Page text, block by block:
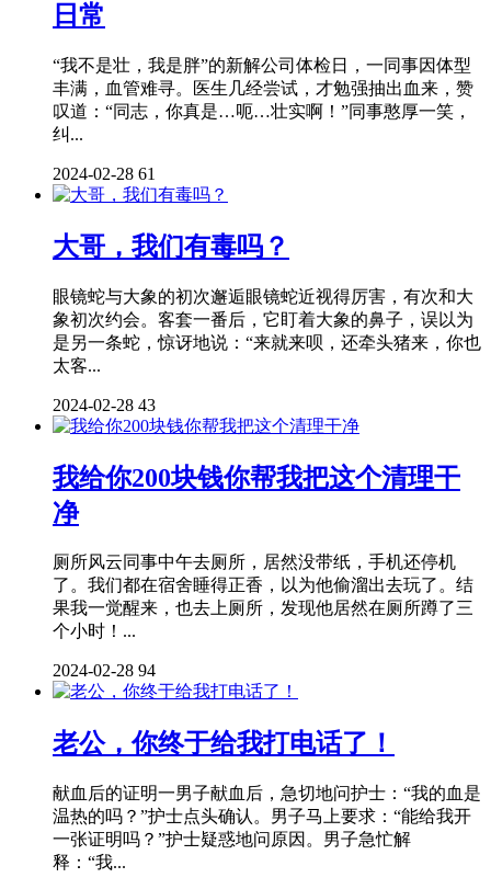
日常
“我不是壮，我是胖”的新解公司体检日，一同事因体型
丰满，血管难寻。医生几经尝试，才勉强抽出血来，赞
叹道：“同志，你真是…呃…壮实啊！”同事憨厚一笑，
纠...
2024-02-28 61
大哥，我们有毒吗？
眼镜蛇与大象的初次邂逅眼镜蛇近视得厉害，有次和大
象初次约会。客套一番后，它盯着大象的鼻子，误以为
是另一条蛇，惊讶地说：“来就来呗，还牵头猪来，你也
太客...
2024-02-28 43
我给你200块钱你帮我把这个清理干
净
厕所风云同事中午去厕所，居然没带纸，手机还停机
了。我们都在宿舍睡得正香，以为他偷溜出去玩了。结
果我一觉醒来，也去上厕所，发现他居然在厕所蹲了三
个小时！...
2024-02-28 94
老公，你终于给我打电话了！
献血后的证明一男子献血后，急切地问护士：“我的血是
温热的吗？”护士点头确认。男子马上要求：“能给我开
一张证明吗？”护士疑惑地问原因。男子急忙解
释：“我...